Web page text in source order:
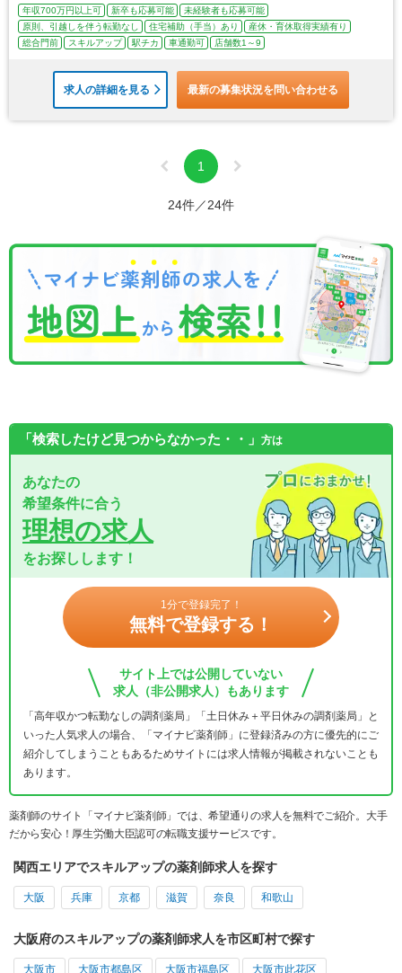
年収700万円以上可 新卒も応募可能
未経験者も応募可能
原則、引越しを伴う転勤なし
住宅補助（手当）あり
産休・育休取得実績有り
総合門前
スキルアップ 駅チカ 車通勤可 店舗数1～9
求人の詳細を見る 最新の募集状況を問い合わせる
1
24件／24件
「検索したけど見つからなかった・・」 方は
あなたの
希望条件に合う
理想の求人
をお探しします！
1分で登録完了！
無料で登録する！
サイト上では公開していない
求人（非公開求人）もあります
「高年収かつ転勤なしの調剤薬局」「土日休み＋平日休みの調剤薬局」と
いった人気求人の場合、「マイナビ薬剤師」に登録済みの方に優先的にご
紹介してしまうこともあるためサイトには求人情報が掲載されないことも
あります。
薬剤師のサイト「マイナビ薬剤師」では、希望通りの求人を無料でご紹介。大手
だから安心！厚生労働大臣認可の転職支援サービスです。
関西エリアでスキルアップの薬剤師求人を探す
大阪 兵庫 京都 滋賀 奈良 和歌山
大阪府のスキルアップの薬剤師求人を市区町村で探す
大阪市 大阪市都島区 大阪市福島区 大阪市此花区